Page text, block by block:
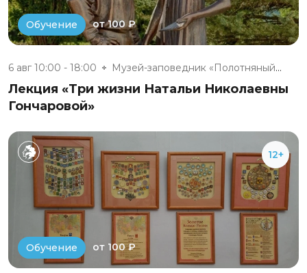
Обучение от 100 ₽
6 авг 10:00 - 18:00 Музей-заповедник «Полотняный З...
Лекция «Три жизни Натальи Николаевны
Гончаровой»
12+
Обучение от 100 ₽